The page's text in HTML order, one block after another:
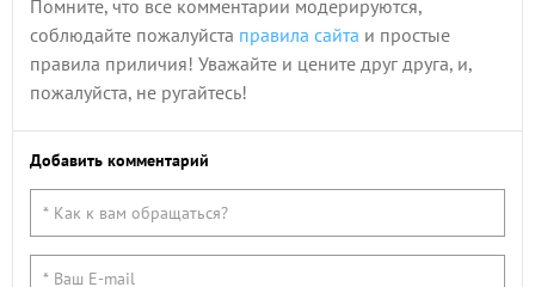
Помните, что все комментарии модерируются,
соблюдайте пожалуйста правила сайта и простые
правила приличия! Уважайте и цените друг друга, и,
пожалуйста, не ругайтесь!
Добавить комментарий